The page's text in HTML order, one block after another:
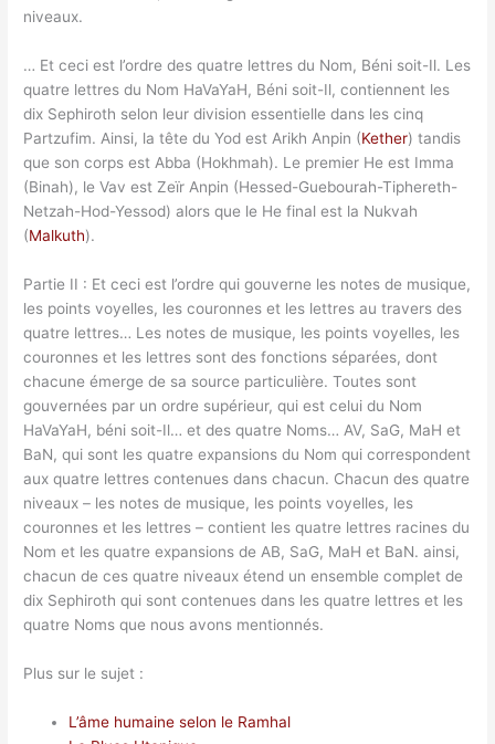
niveaux.
… Et ceci est l’ordre des quatre lettres du Nom, Béni soit-Il. Les
quatre lettres du Nom HaVaYaH, Béni soit-Il, contiennent les
dix Sephiroth selon leur division essentielle dans les cinq
Partzufim. Ainsi, la tête du Yod est Arikh Anpin (Kether) tandis
que son corps est Abba (Hokhmah). Le premier He est Imma
(Binah), le Vav est Zeïr Anpin (Hessed-Guebourah-Tiphereth-
Netzah-Hod-Yessod) alors que le He final est la Nukvah
(Malkuth).
Partie II : Et ceci est l’ordre qui gouverne les notes de musique,
les points voyelles, les couronnes et les lettres au travers des
quatre lettres… Les notes de musique, les points voyelles, les
couronnes et les lettres sont des fonctions séparées, dont
chacune émerge de sa source particulière. Toutes sont
gouvernées par un ordre supérieur, qui est celui du Nom
HaVaYaH, béni soit-Il… et des quatre Noms… AV, SaG, MaH et
BaN, qui sont les quatre expansions du Nom qui correspondent
aux quatre lettres contenues dans chacun. Chacun des quatre
niveaux – les notes de musique, les points voyelles, les
couronnes et les lettres – contient les quatre lettres racines du
Nom et les quatre expansions de AB, SaG, MaH et BaN. ainsi,
chacun de ces quatre niveaux étend un ensemble complet de
dix Sephiroth qui sont contenues dans les quatre lettres et les
quatre Noms que nous avons mentionnés.
Plus sur le sujet :
L’âme humaine selon le Ramhal